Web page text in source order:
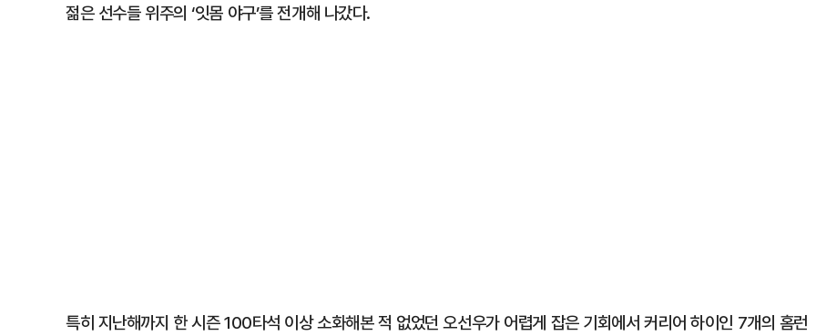
젊은 선수들 위주의 ‘잇몸 야구’를 전개해 나갔다.
특히 지난해까지 한 시즌 100타석 이상 소화해본 적 없었던 오선우가 어렵게 잡은 기회에서 커리어 하이인 7개의 홈런